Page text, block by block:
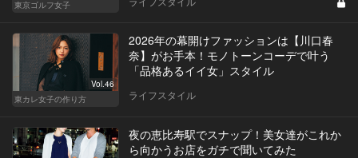
東京ゴルフ女子
Vol.46
東カレ女子の作り方
2026年の幕開けファッションは【川口春
奈】がお手本！モノトーンコーデで叶う
「品格あるイイ女」スタイル
ライフスタイル
夜の恵比寿駅でスナップ！美女達がこれか
ら向かうお店をガチで聞いてみた